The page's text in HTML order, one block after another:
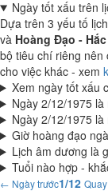
Ngày tốt xấu trên
Dựa trên 3 yếu tố
và Hoàng Đạo -
bộ tiêu chí riêng nên
cho việc khác - xem
Xem ngày tốt xấu
Ngày 2/12/1975
Ngày 2/12/1975
Giờ hoàng đạo
Lịch âm dương là
Tuổi nào hợp -
← Ngày trước1/12